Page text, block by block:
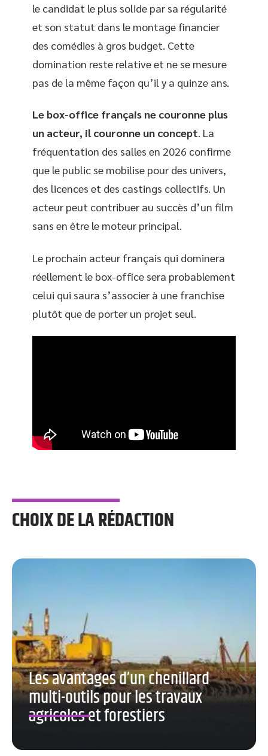
le candidat le plus solide par sa régularité
et son statut dans le montage financier
des comédies à gros budget. Cette
domination reste relative et ne se mesure
pas de la même façon qu’il y a quinze ans.
Le box-office français ne couronne plus
un acteur, il couronne un concept. La
fréquentation des salles en 2026 confirme
que le public se mobilise pour des univers,
des licences et des castings collectifs. Un
acteur peut contribuer au succès d’un film
sans en être le moteur principal.
Le prochain acteur français qui dominera
réellement le box-office sera probablement
celui qui saura s’associer à une franchise
plutôt que de porter un projet seul.
CHOIX DE LA RÉDACTION
Les avantages d’un chenillard
multi-outils pour les travaux
agricoles et forestiers